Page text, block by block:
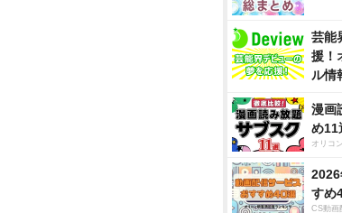
芸能
援！
ル情
漫画
め11
オリコ
すめ
CS動画